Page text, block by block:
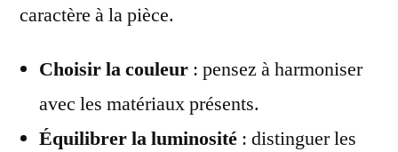
caractère à la pièce.
Choisir la couleur : pensez à harmoniser
avec les matériaux présents.
Équilibrer la luminosité : distinguer les